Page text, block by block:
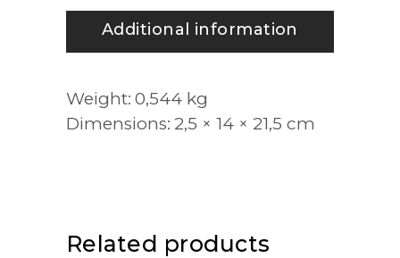
Additional information
Weight 0,544 kg
Dimensions 2,5 × 14 × 21,5 cm
Related products